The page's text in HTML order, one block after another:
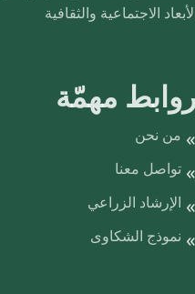
الاجتماعية والثقافية
روابط مهمّة
من نحن
تواصل معنا
الإرشاد الزراعي
نموذج الشكاوى